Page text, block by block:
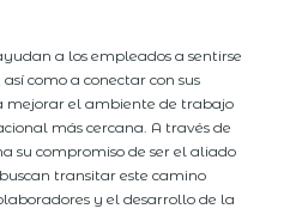
a los empleados a sentirse
como a conectar con sus
mejorar el ambiente de trabajo
más cercana. A través de
su compromiso de ser el aliado
transitar este camino
y el desarrollo de la